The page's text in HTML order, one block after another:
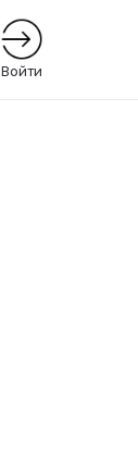
Войти